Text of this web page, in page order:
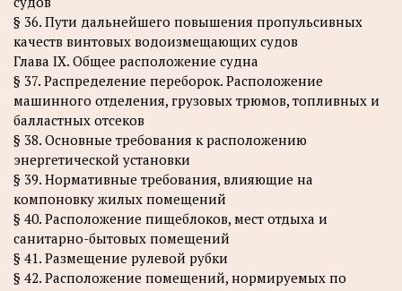
§ 36. Пути дальнейшего повышения пропульсивных
качеств винтовых водоизмещающих судов
Глава IX. Общее расположение судна
§ 37. Распределение переборок. Расположение
машинного отделения, грузовых трюмов, топливных и
балластных отсеков
§ 38. Основные требования к расположению
энергетической установки
§ 39. Нормативные требования, влияющие на
компоновку жилых помещений
§ 40. Расположение пищеблоков, мест отдыха и
санитарно-бытовых помещений
§ 41. Размещение рулевой рубки
§ 42. Расположение помещений, нормируемых по